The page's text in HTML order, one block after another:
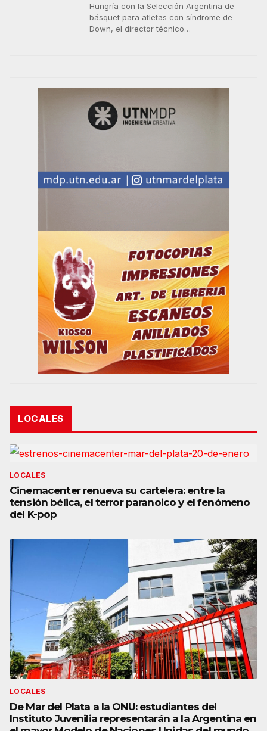
Hungría con la Selección Argentina de
básquet para atletas con síndrome de
Down, el director técnico…
LOCALES
LOCALES
Cinemacenter renueva su cartelera: entre la
tensión bélica, el terror paranoico y el fenómeno
del K-pop
LOCALES
De Mar del Plata a la ONU: estudiantes del
Instituto Juvenilia representarán a la Argentina en